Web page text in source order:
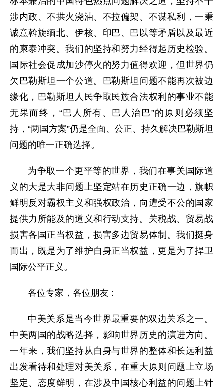
涉内政、不拱火浇油、不拉偏架、不谋私利，一秉
诚意斡旋缅北、伊核、印巴、巴以等矛盾以及最近
的柬泰冲突。我们的坚持和努力经得起历史检验。
国际社会促成加沙停火的努力值得欢迎，但世界仍
欠巴勒斯坦一个公道。巴勒斯坦问题不能再次被边
缘化，巴勒斯坦人民争取民族合法权利的事业不能
无果而终，“巴人所有、巴人治巴”的原则必须坚
持，“两国方案”仍是全面、公正、持久解决巴勒斯坦
问题的唯一正确选择。
为争取一个更平等的世界，我们在事关国际道
义的大是大非问题上坚定站在历史正确一边，旗帜
鲜明反对霸权主义和强权政治，向遭受不公的国家
提供力所能及的道义和行动支持。关税战、贸易战
损害各国正当权益，损害多边贸易体制。我们挺身
而出，既是为了维护自身正当权益，更是为了捍卫
国际公平正义。
各位专家，各位朋友：
中美关系是当今世界最重要的双边关系之一。
中美两国的战略选择，影响世界历史的演进方向。
一年来，我们坚持从自身与世界的整体和长远利益
出发看待和处理对美关系，在重大原则问题上立场
坚定、态度鲜明，在涉及中国核心利益的问题上针